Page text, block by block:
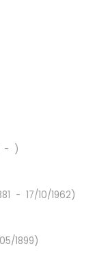
- )
- 17/10/1962)
1899)